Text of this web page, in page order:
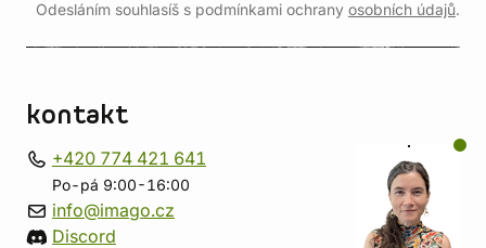
Odesláním souhlasíš s podmínkami ochrany osobních údajů.
kontakt
+420 774 421 641
Po-pá 9:00-16:00
info@imago.cz
Discord